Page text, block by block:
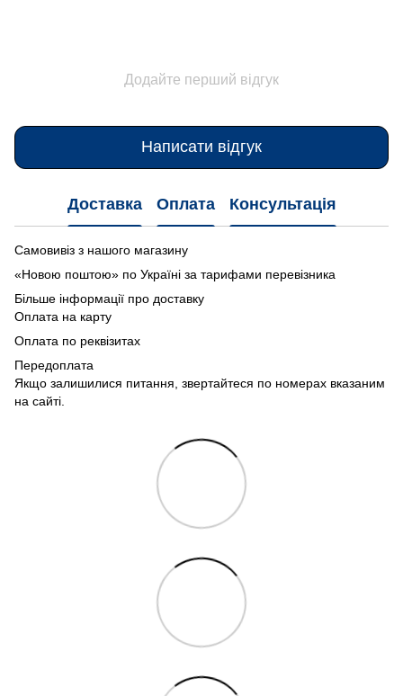
Додайте перший відгук
Написати відгук
Доставка Оплата Консультація
Самовивіз з нашого магазину
«Новою поштою» по Україні за тарифами перевізника
Більше інформації про доставку
Оплата на карту
Оплата по реквізитах
Передоплата
Якщо залишилися питання, звертайтеся по номерах вказаним
на сайті.